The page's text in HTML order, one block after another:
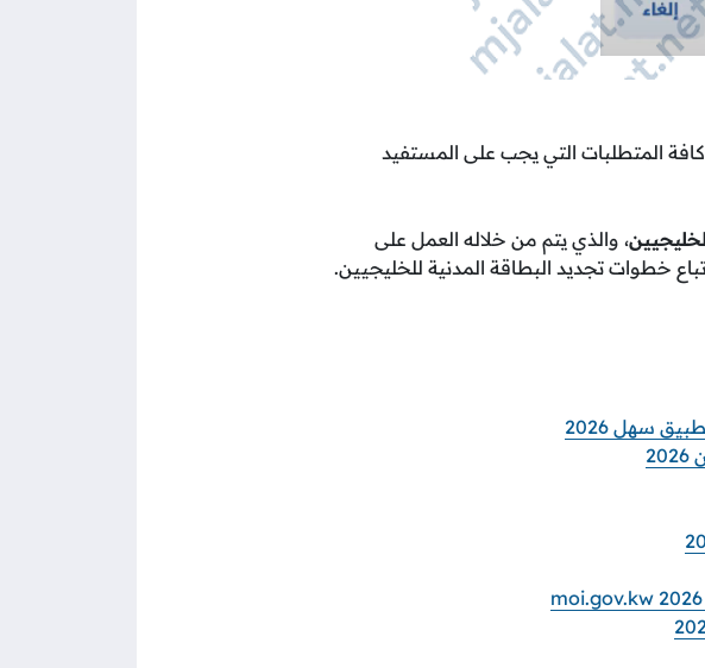
كافة المتطلبات التي يجب على المستفيد
، والذي يتم من خلاله العمل على
خطوات تجديد البطاقة المدنية للخليجيين.
سهل 2026